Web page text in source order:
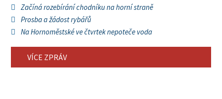
Začíná rozebírání chodníku na horní straně
Prosba a žádost rybářů
Na Hornoměstské ve čtvrtek nepoteče voda
VÍCE ZPRÁV